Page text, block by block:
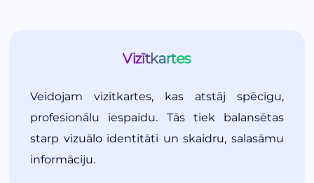
Vizītkartes
Veidojam vizītkartes, kas atstāj spēcīgu,
profesionālu iespaidu. Tās tiek balansētas
starp vizuālo identitāti un skaidru, salasāmu
informāciju.